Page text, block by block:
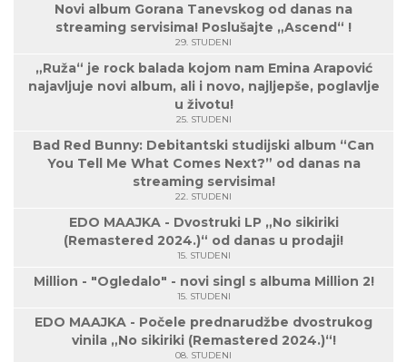
Novi album Gorana Tanevskog od danas na
streaming servisima! Poslušajte „Ascend“ !
29. STUDENI
„Ruža“ je rock balada kojom nam Emina Arapović
najavljuje novi album, ali i novo, najljepše, poglavlje
u životu!
25. STUDENI
Bad Red Bunny: Debitantski studijski album “Can
You Tell Me What Comes Next?” od danas na
streaming servisima!
22. STUDENI
EDO MAAJKA - Dvostruki LP „No sikiriki
(Remastered 2024.)“ od danas u prodaji!
15. STUDENI
Million - "Ogledalo" - novi singl s albuma Million 2!
15. STUDENI
EDO MAAJKA - Počele prednarudžbe dvostrukog
vinila „No sikiriki (Remastered 2024.)“!
08. STUDENI